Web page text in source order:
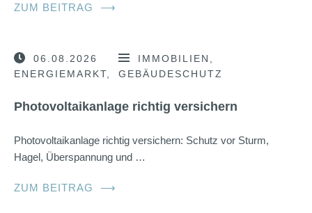
ZUM BEITRAG ⟶
06.08.2026
IMMOBILIEN
ENERGIEMARKT
GEBÄUDESCHUTZ
Photovoltaikanlage richtig versichern
Photovoltaikanlage richtig versichern: Schutz vor Sturm,
Hagel, Überspannung und …
ZUM BEITRAG ⟶